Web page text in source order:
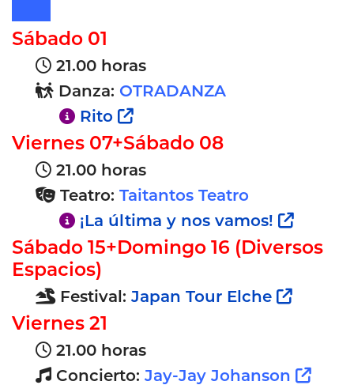
Sábado 01
21.00 horas
Danza: OTRADANZA
Rito
Viernes 07+Sábado 08
21.00 horas
Teatro: Taitantos Teatro
¡La última y nos vamos!
Sábado 15+Domingo 16 (Diversos
Espacios)
Festival: Japan Tour Elche
Viernes 21
21.00 horas
Concierto: Jay-Jay Johanson